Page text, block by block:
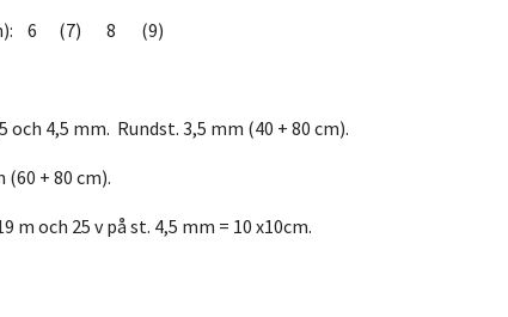
6 (7) 8 (9)
4,5 mm. Rundst. 3,5 mm (40 + 80 cm).
+ 80 cm).
m och 25 v på st. 4,5 mm = 10 x10cm.